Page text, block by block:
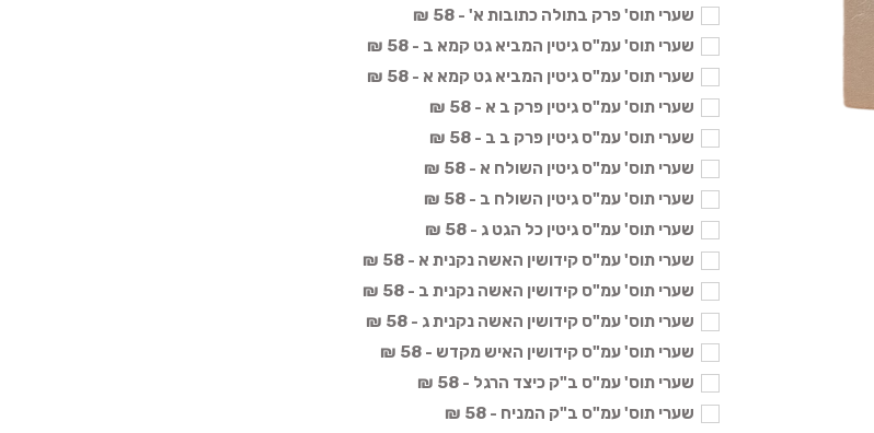
שערי תוס' פרק בתולה כתובות א' - 58 ₪
שערי תוס' עמ"ס גיטין המביא גט קמא ב - 58 ₪
שערי תוס' עמ"ס גיטין המביא גט קמא א - 58 ₪
שערי תוס' עמ"ס גיטין פרק ב א - 58 ₪
שערי תוס' עמ"ס גיטין פרק ב ב - 58 ₪
שערי תוס' עמ"ס גיטין השולח א - 58 ₪
שערי תוס' עמ"ס גיטין השולח ב - 58 ₪
שערי תוס' עמ"ס גיטין כל הגט ג - 58 ₪
שערי תוס' עמ"ס קידושין האשה נקנית א - 58 ₪
שערי תוס' עמ"ס קידושין האשה נקנית ב - 58 ₪
שערי תוס' עמ"ס קידושין האשה נקנית ג - 58 ₪
שערי תוס' עמ"ס קידושין האיש מקדש - 58 ₪
שערי תוס' עמ"ס ב"ק כיצד הרגל - 58 ₪
שערי תוס' עמ"ס ב"ק המניח - 58 ₪